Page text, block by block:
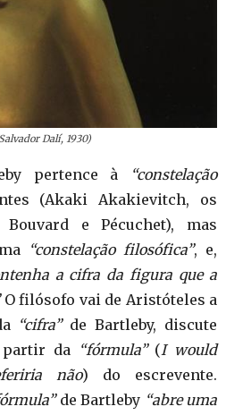
Dalí, 1930)
pertence à
“constelação
(Akaki Akakievitch, os
e Pécuchet), mas
“constelação filosófica”, e,
a cifra da figura que a
O filósofo vai de Aristóteles a
“cifra”de Bartleby, discute
partir da “fórmula”(I would
não) do escrevente.
de Bartleby “abre uma